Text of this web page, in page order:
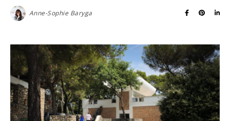
Anne-Sophie Baryga